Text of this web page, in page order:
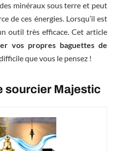
minéraux sous terre et peut
de ces énergies. Lorsqu’il est
outil très efficace. Cet article
vos propres baguettes de
que vous le pensez !
sourcier Majestic